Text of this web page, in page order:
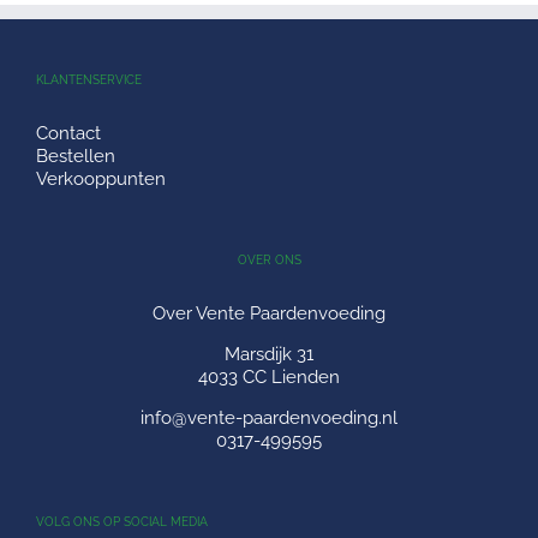
KLANTENSERVICE
Contact
Bestellen
Verkooppunten
OVER ONS
Over Vente Paardenvoeding
Marsdijk 31
4033 CC Lienden
info@vente-paardenvoeding.nl
0317-499595
VOLG ONS OP SOCIAL MEDIA